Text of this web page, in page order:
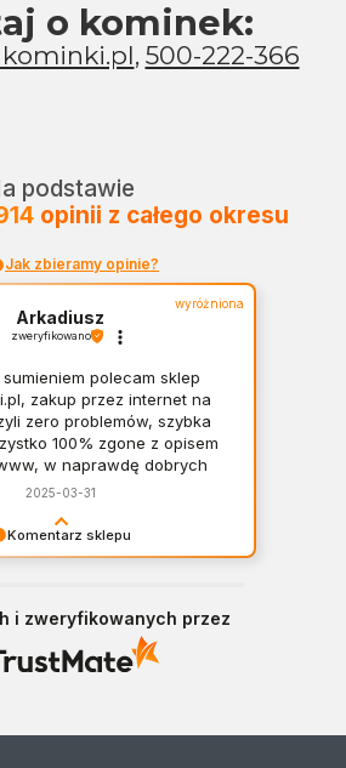
o kominek:
, 500-222-366
podstawie
opinii z całego okresu
Jak zbieramy opinie?
Komentarz sklepu
wyróżniona
Arkadiusz
zweryfikowano
polecam sklep
zakup przez internet na
zero problemów, szybka
100% zgone z opisem
w naprawdę dobrych
serdecznie!!!👍️👏
2025-03-31
i zweryfikowanych przez